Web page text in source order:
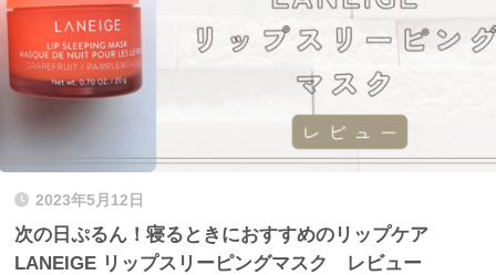
2023年5月12日
次の日ぷるん！寝るときにおすすめのリップケア
LANEIGE リップスリーピングマスク レビュー